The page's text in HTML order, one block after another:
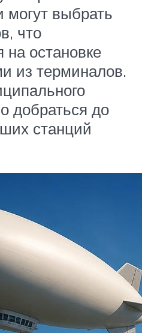
могут выбрать
что
на остановке
из терминалов.
добраться до
станций